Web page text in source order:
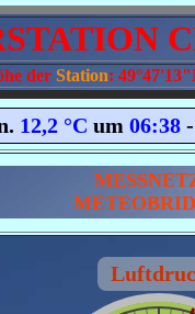
der Station: